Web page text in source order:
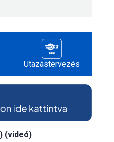
Utazástervezés
) (videó)